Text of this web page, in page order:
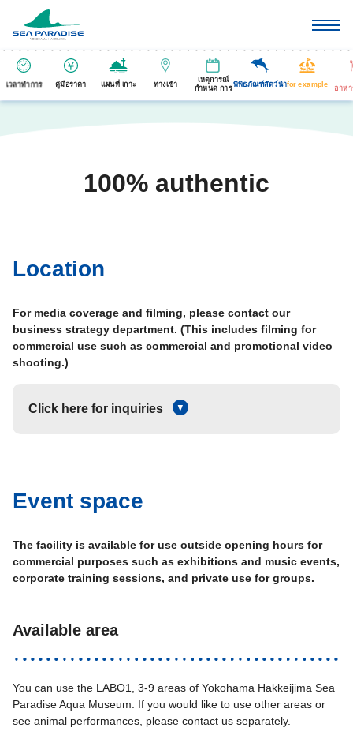
เวลาทำการ คู่มือราคา แผนที่ เกาะ ทางเข้า
เหตุการณ์
กำหนด การ
พิพิธภัณฑ์สัตว์นำfor example
อาห
100% authentic
Location
For media coverage and filming, please contact our
business strategy department. (This includes filming for
commercial use such as commercial and promotional video
shooting.)
Click here for inquiries
Event space
The facility is available for use outside opening hours for
commercial purposes such as exhibitions and music events,
corporate training sessions, and private use for groups.
Available area
You can use the LABO1, 3-9 areas of Yokohama Hakkeijima Sea
Paradise Aqua Museum. If you would like to use other areas or
see animal performances, please contact us separately.